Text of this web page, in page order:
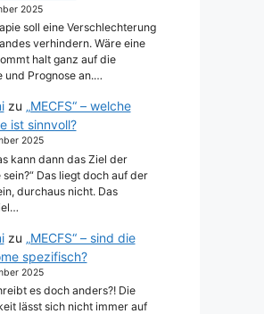
2025
soll eine Verschlechterung
verhindern. Wäre eine
halt ganz auf die
und Prognose an.…
zu „MECFS“ – welche
ist sinnvoll?
2025
kann dann das Ziel der
Das liegt doch auf der
durchaus nicht. Das
zu „MECFS“ – sind die
spezifisch?
2025
es doch anders?! Die
lässt sich nicht immer auf